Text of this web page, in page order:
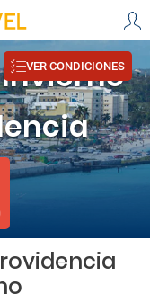
VER CONDICIONES